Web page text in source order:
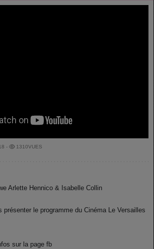
- 1310VUES
Arlette Hennico & Isabelle Collin
présenter le programme du Cinéma Le Versailles
sur la page fb